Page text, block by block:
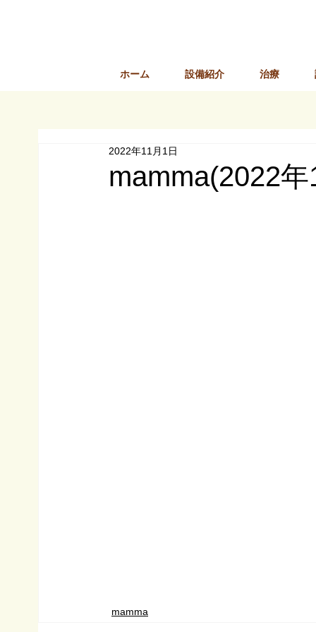
ホーム 設備紹介 治療
mamma(2022
2022年11月1日
mamma